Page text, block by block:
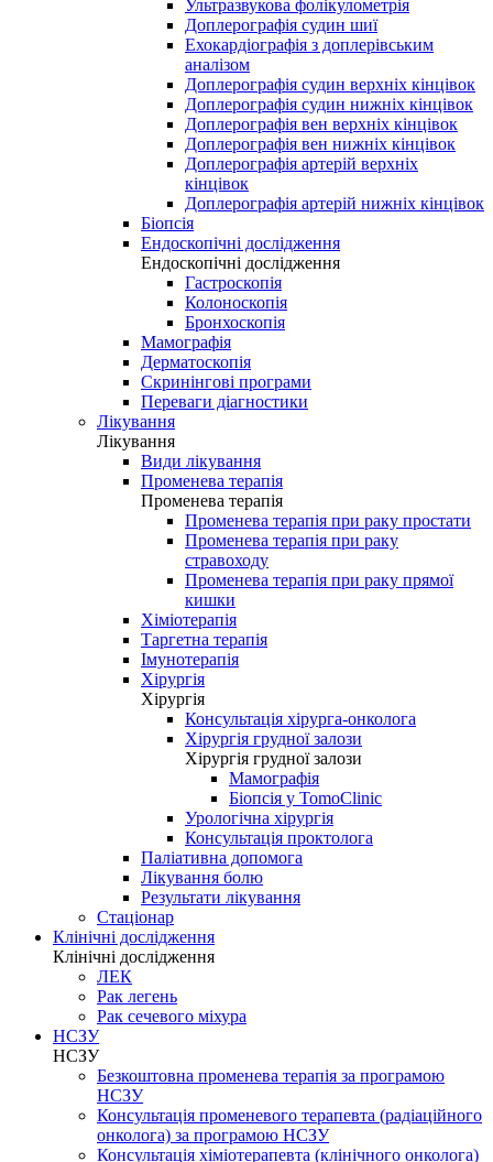
Ультразвукова фолікулометрія
Доплерографія судин шиї
Ехокардіографія з доплерівським
аналізом
Доплерографія судин верхніх кінцівок
Доплерографія судин нижніх кінцівок
Доплерографія вен верхніх кінцівок
Доплерографія вен нижніх кінцівок
Доплерографія артерій верхніх
кінцівок
Доплерографія артерій нижніх кінцівок
Біопсія
Ендоскопічні дослідження
Ендоскопічні дослідження
Гастроскопія
Колоноскопія
Бронхоскопія
Мамографія
Дерматоскопія
Скринінгові програми
Переваги діагностики
Лікування
Лікування
Види лікування
Променева терапія
Променева терапія
Променева терапія при раку простати
Променева терапія при раку
стравоходу
Променева терапія при раку прямої
кишки
Хіміотерапія
Таргетна терапія
Імунотерапія
Хірургія
Хірургія
Консультація хірурга-онколога
Хірургія грудної залози
Хірургія грудної залози
Мамографія
Біопсія у TomoClinic
Урологічна хірургія
Консультація проктолога
Паліативна допомога
Лікування болю
Результати лікування
Стаціонар
Клінічні дослідження
Клінічні дослідження
ЛЕК
Рак легень
Рак сечевого міхура
НСЗУ
НСЗУ
Безкоштовна променева терапія за програмою
НСЗУ
Консультація променевого терапевта (радіаційного
онколога) за програмою НСЗУ
Консультація хіміотерапевта (клінічного онколога)